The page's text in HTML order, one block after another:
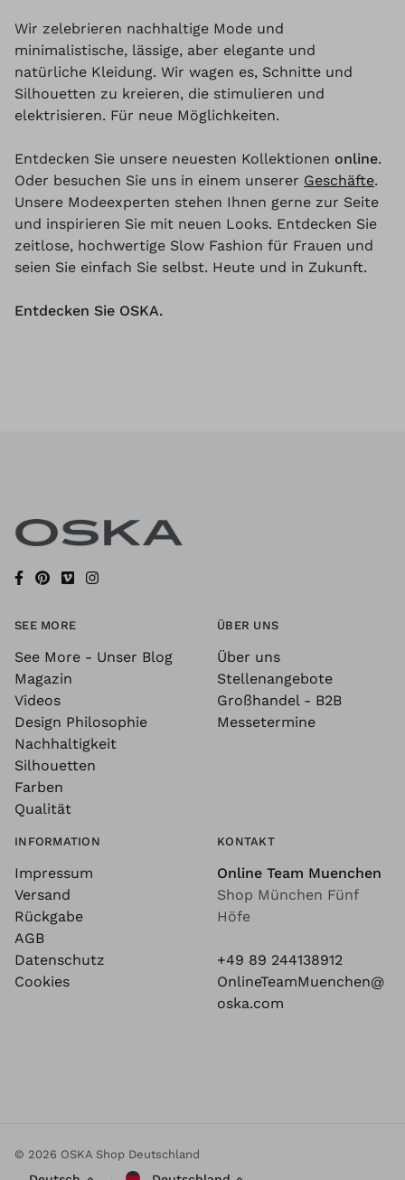
Wir zelebrieren nachhaltige Mode und
minimalistische, lässige, aber elegante und
natürliche Kleidung. Wir wagen es, Schnitte und
Silhouetten zu kreieren, die stimulieren und
elektrisieren. Für neue Möglichkeiten.
Entdecken Sie unsere neuesten Kollektionen online.
Oder besuchen Sie uns in einem unserer Geschäfte.
Unsere Modeexperten stehen Ihnen gerne zur Seite
und inspirieren Sie mit neuen Looks. Entdecken Sie
zeitlose, hochwertige Slow Fashion für Frauen und
seien Sie einfach Sie selbst. Heute und in Zukunft.
Entdecken Sie OSKA.
SEE MORE
See More - Unser Blog
Magazin
Videos
Design Philosophie
Nachhaltigkeit
Silhouetten
Farben
Qualität
ÜBER UNS
Über uns
Stellenangebote
Großhandel - B2B
Messetermine
INFORMATION
Impressum
Versand
Rückgabe
AGB
Datenschutz
Cookies
KONTAKT
Online Team Muenchen
Shop München Fünf
Höfe
+49 89 244138912
OnlineTeamMuenchen@
oska.com
© 2026 OSKA Shop Deutschland